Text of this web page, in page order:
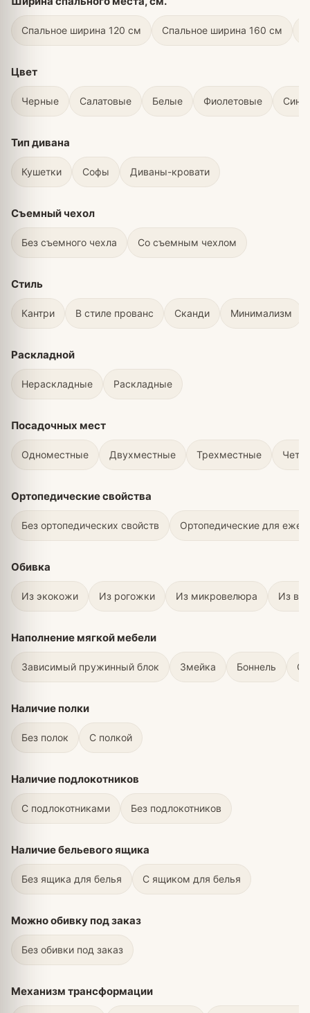
Спальное ширина 120 см Спальное ширина 160 см
Цвет
Черные Салатовые Белые Фиолетовые
Тип дивана
Кушетки Софы Диваны-кровати
Съемный чехол
Без съемного чехла Со съемным чехлом
Стиль
Кантри В стиле прованс Сканди Минимализм
Раскладной
Нераскладные Раскладные
Посадочных мест
Одноместные Двухместные Трехместные
Ортопедические свойства
Без ортопедических свойств Ортопедические для
Обивка
Из экокожи Из рогожки Из микровелюра Из
Наполнение мягкой мебели
Зависимый пружинный блок Змейка Боннель С
Наличие полки
Без полок С полкой
Наличие подлокотников
С подлокотниками Без подлокотников
Наличие бельевого ящика
Без ящика для белья С ящиком для белья
Можно обивку под заказ
Без обивки под заказ
Механизм трансформации